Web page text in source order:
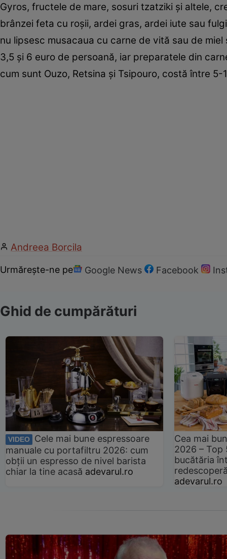
Gyros, fructele de mare, sosuri tzatziki şi altele,
brânzei feta cu roşii, ardei gras, ardei iute sau
nu lipsesc musacaua cu carne de vită sau de
3,5 şi 6 euro de persoană, iar preparatele din
cum sunt Ouzo, Retsina şi Tsipouro, costă între
Andreea Borcila
Urmărește-ne pe Google News Facebook
Ghid de cumpărături
VIDEO
Cele mai bune espressoare
manuale cu portafiltru 2026: cum
obții un espresso de nivel barista
chiar la tine acasă adevarul.ro
Cea mai
2026 –
bucătăria
adevarul.ro